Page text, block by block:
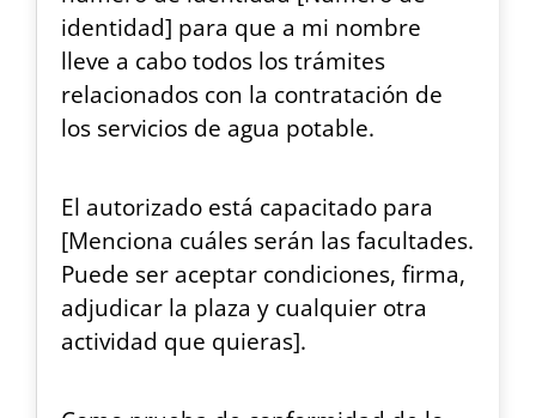
identidad] para que a mi nombre
lleve a cabo todos los trámites
relacionados con la contratación de
los servicios de agua potable.
El autorizado está capacitado para
[Menciona cuáles serán las facultades.
Puede ser aceptar condiciones, firma,
adjudicar la plaza y cualquier otra
actividad que quieras].